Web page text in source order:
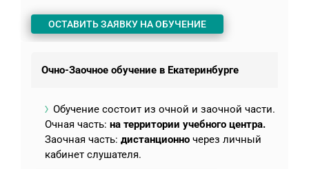
ОСТАВИТЬ ЗАЯВКУ НА ОБУЧЕНИЕ
Очно-Заочное обучение в Екатеринбурге
Обучение состоит из очной и заочной части.
Очная часть: на территории учебного центра.
Заочная часть: дистанционно через личный
кабинет слушателя.